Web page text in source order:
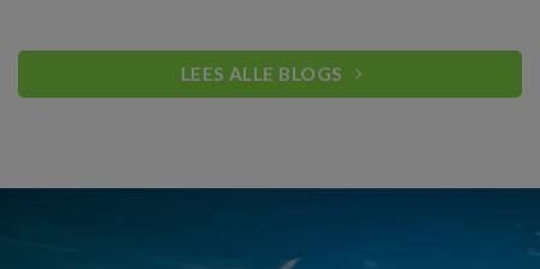
LEES ALLE BLOGS